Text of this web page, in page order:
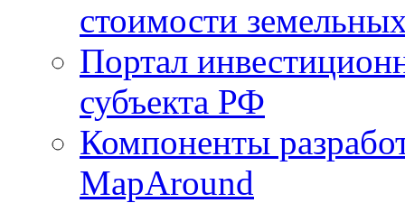
стоимости
Портал
субъекта РФ
Компоненты
MapAround